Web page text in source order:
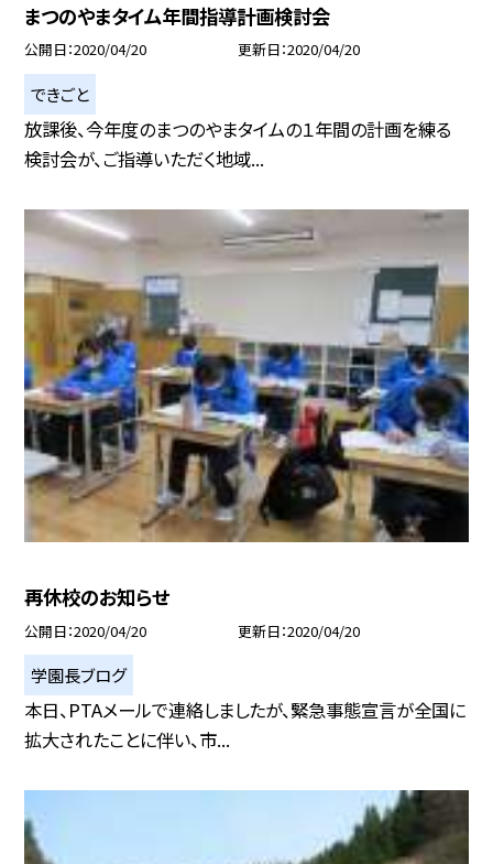
まつのやまタイム年間指導計画検討会
公開日 2020/04/20 更新日 2020/04/20
できごと
放課後、今年度のまつのやまタイムの１年間の計画を練る
検討会が、ご指導いただく地域...
再休校のお知らせ
公開日 2020/04/20 更新日 2020/04/20
学園長ブログ
本日、PTAメールで連絡しましたが、緊急事態宣言が全国に
拡大されたことに伴い、市...